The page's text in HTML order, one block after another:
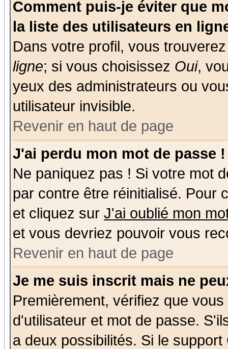
Comment puis-je éviter que
la liste des utilisateurs en
Dans votre profil, vous
ligne; si vous choisissez Oui,
yeux des administrateurs ou
utilisateur invisible.
Revenir en haut de page
J'ai perdu mon mot de passe !
Ne paniquez pas ! Si votre mot
par contre être réinitialisé. Pour
et cliquez sur J'ai oublié mon
et vous devriez pouvoir vous
Revenir en haut de page
Je me suis inscrit mais ne
Premièrement, vérifiez que
d'utilisateur et mot de passe.
a deux possibilités. Si le